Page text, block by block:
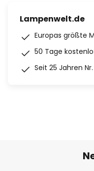
Lampenwelt.de
Europas größte
50 Tage
Seit 25 Jahren